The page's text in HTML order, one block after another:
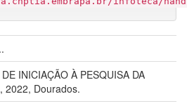
INICIAÇÃO À PESQUISA DA
2022, Dourados.